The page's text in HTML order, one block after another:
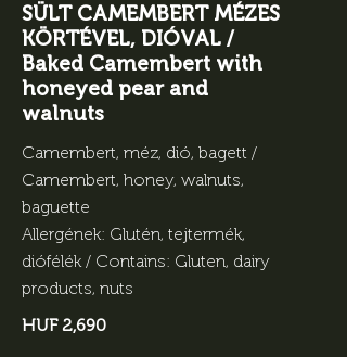
SÜLT CAMEMBERT MÉZES
KÖRTÉVEL, DIÓVAL /
Baked Camembert with
honeyed pear and
walnuts
Camembert, méz, dió, bagett /
Camembert, honey, walnuts,
baguette
Allergének: Glutén, tejtermék,
diófélék / Contains: Gluten, dairy
products, nuts
HUF 2,690